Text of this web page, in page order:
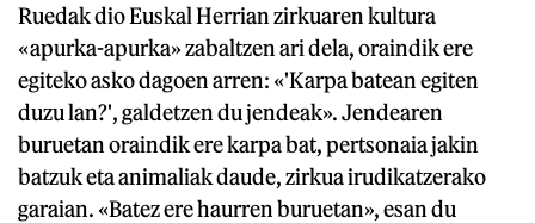
Ruedak dio Euskal Herrian zirkuaren kultura
«apurka-apurka» zabaltzen ari dela, oraindik ere
egiteko asko dagoen arren: «'Karpa batean egiten
duzu lan?', galdetzen du jendeak». Jendearen
buruetan oraindik ere karpa bat, pertsonaia jakin
batzuk eta animaliak daude, zirkua irudikatzerako
garaian. «Batez ere haurren buruetan», esan du